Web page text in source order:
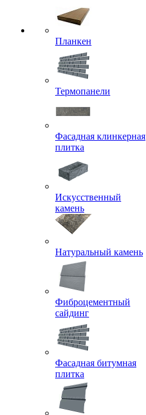
Планкен
Термопанели
Фасадная клинкерная
плитка
Искусственный
камень
Натуральный камень
Фиброцементный
сайдинг
Фасадная битумная
плитка